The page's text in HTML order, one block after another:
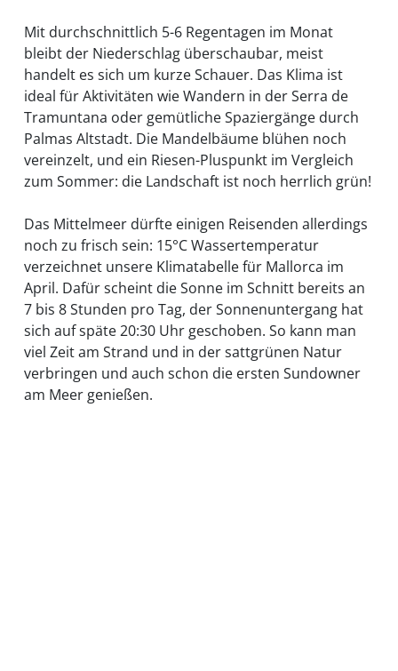
Mit durchschnittlich 5-6 Regentagen im Monat
bleibt der Niederschlag überschaubar, meist
handelt es sich um kurze Schauer. Das Klima ist
ideal für Aktivitäten wie Wandern in der Serra de
Tramuntana oder gemütliche Spaziergänge durch
Palmas Altstadt. Die Mandelbäume blühen noch
vereinzelt, und ein Riesen-Pluspunkt im Vergleich
zum Sommer: die Landschaft ist noch herrlich grün!
Das Mittelmeer dürfte einigen Reisenden allerdings
noch zu frisch sein: 15°C Wassertemperatur
verzeichnet unsere Klimatabelle für Mallorca im
April. Dafür scheint die Sonne im Schnitt bereits an
7 bis 8 Stunden pro Tag, der Sonnenuntergang hat
sich auf späte 20:30 Uhr geschoben. So kann man
viel Zeit am Strand und in der sattgrünen Natur
verbringen und auch schon die ersten Sundowner
am Meer genießen.